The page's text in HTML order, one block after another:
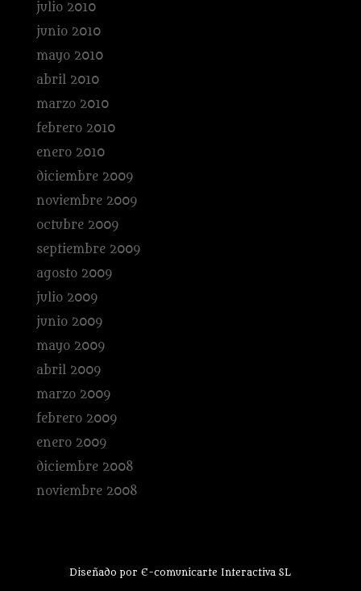
julio 2010
junio 2010
mayo 2010
abril 2010
marzo 2010
febrero 2010
enero 2010
diciembre 2009
noviembre 2009
octubre 2009
septiembre 2009
agosto 2009
julio 2009
junio 2009
mayo 2009
abril 2009
marzo 2009
febrero 2009
enero 2009
diciembre 2008
noviembre 2008
Diseñado por E-comunicarte Interactiva SL